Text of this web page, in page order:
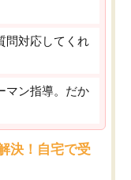
問対応してくれ
マン指導。だか
決！自宅で受